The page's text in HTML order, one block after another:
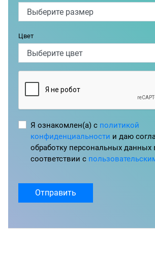
Цвет
Я ознакомлен(а) с политикой
конфиденциальности и даю
обработку персональных данных
соответствии с
Отправить